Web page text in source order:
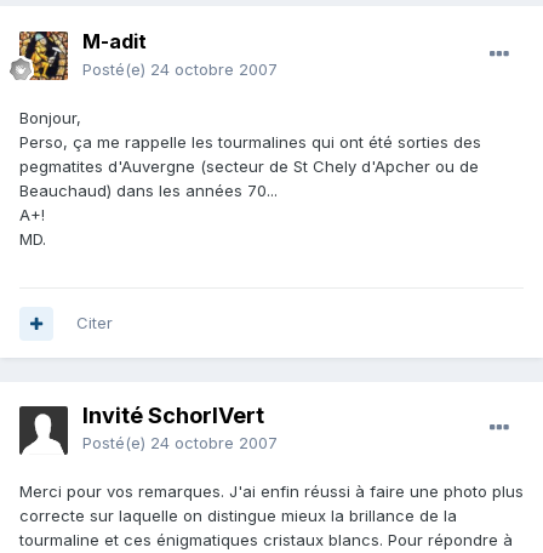
M-adit
Posté(e) 24 octobre 2007
Bonjour,
Perso, ça me rappelle les tourmalines qui ont été sorties des
pegmatites d'Auvergne (secteur de St Chely d'Apcher ou de
Beauchaud) dans les années 70...
A+!
MD.
Citer
Invité SchorlVert
Posté(e) 24 octobre 2007
Merci pour vos remarques. J'ai enfin réussi à faire une photo plus
correcte sur laquelle on distingue mieux la brillance de la
tourmaline et ces énigmatiques cristaux blancs. Pour répondre à